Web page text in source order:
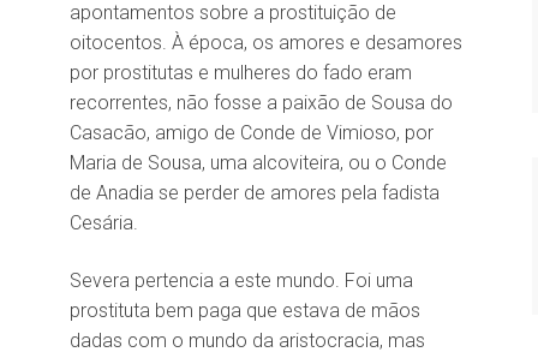
apontamentos sobre a prostituição de
oitocentos. À época, os amores e desamores
por prostitutas e mulheres do fado eram
recorrentes, não fosse a paixão de Sousa do
Casacão, amigo de Conde de Vimioso, por
Maria de Sousa, uma alcoviteira, ou o Conde
de Anadia se perder de amores pela fadista
Cesária.
Severa pertencia a este mundo. Foi uma
prostituta bem paga que estava de mãos
dadas com o mundo da aristocracia, mas